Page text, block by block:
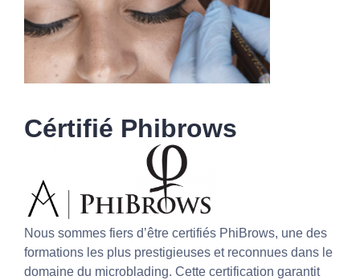
Cértifié Phibrows
Nous sommes fiers d’être certifiés PhiBrows, une des
formations les plus prestigieuses et reconnues dans le
domaine du microblading. Cette certification garantit